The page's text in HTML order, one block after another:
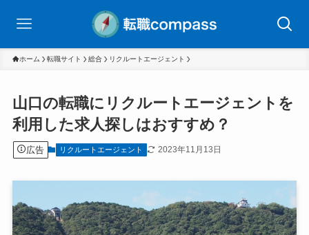
ホーム 転職サイト 総合 リクルートエージェント
山口の転職にリクルートエージェントを
利用した求人探しはおすすめ？
広告 リクルートエージェント 2023年11月13日